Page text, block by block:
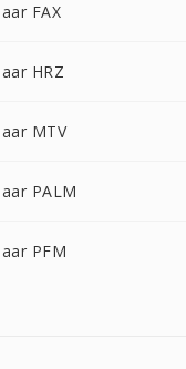
FAX
HRZ
MTV
PALM
PFM